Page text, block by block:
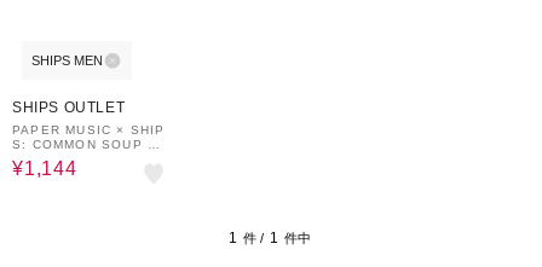
SHIPS MEN
SHIPS OUTLET
PAPER MUSIC × SHIP
S: COMMON SOUP M
UG / スープ マグカップ
¥1,144
1 件 / 1 件中